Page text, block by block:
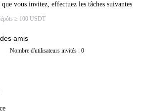
vous invitez, effectuez les tâches suivantes
≥ 100 USDT
amis
Nombre d'utilisateurs invités : 0